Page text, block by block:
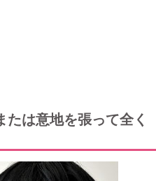
たは意地を張って全く